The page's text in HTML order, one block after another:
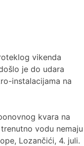
vikenda
je do udara
instalacijama na
kvara na
vodu nemaju
Lozančići, 4. juli.